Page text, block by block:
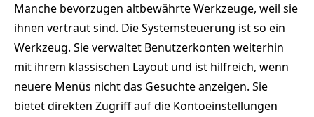
Manche bevorzugen altbewährte Werkzeuge, weil sie
ihnen vertraut sind. Die Systemsteuerung ist so ein
Werkzeug. Sie verwaltet Benutzerkonten weiterhin
mit ihrem klassischen Layout und ist hilfreich, wenn
neuere Menüs nicht das Gesuchte anzeigen. Sie
bietet direkten Zugriff auf die Kontoeinstellungen